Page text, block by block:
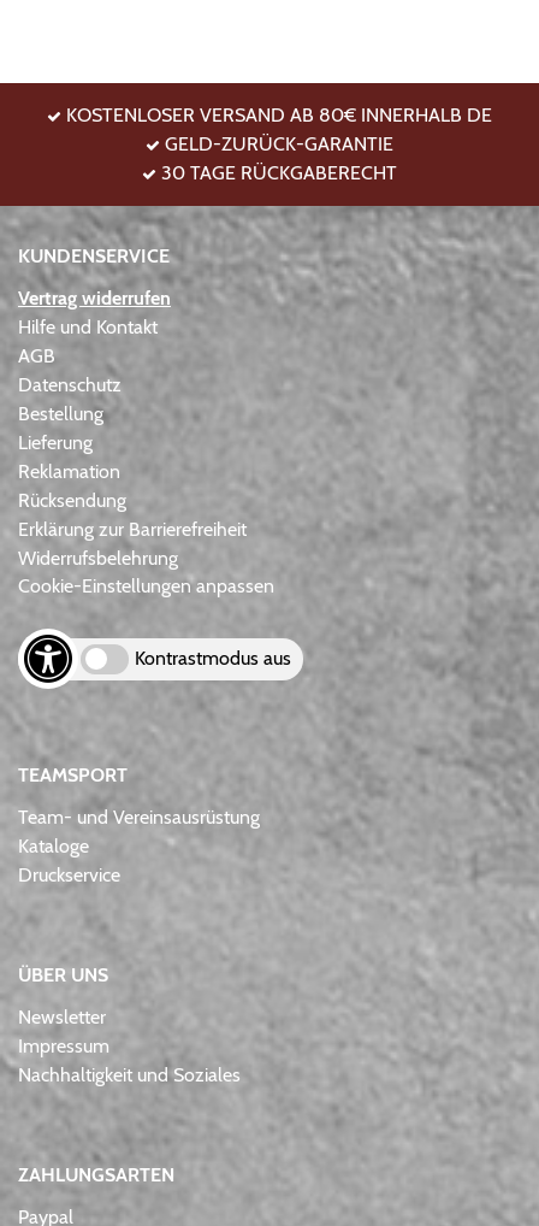
KOSTENLOSER VERSAND AB 80€ INNERHALB DE
GELD-ZURÜCK-GARANTIE
30 TAGE RÜCKGABERECHT
KUNDENSERVICE
Vertrag widerrufen
Hilfe und Kontakt
AGB
Datenschutz
Bestellung
Lieferung
Reklamation
Rücksendung
Erklärung zur Barrierefreiheit
Widerrufsbelehrung
Cookie-Einstellungen anpassen
Kontrastmodus aus
TEAMSPORT
Team- und Vereinsausrüstung
Kataloge
Druckservice
ÜBER UNS
Newsletter
Impressum
Nachhaltigkeit und Soziales
ZAHLUNGSARTEN
Paypal